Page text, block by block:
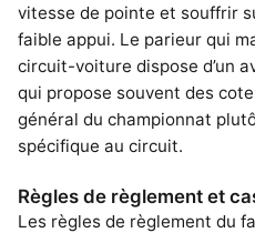
vitesse de pointe et souffrir
faible appui. Le parieur qui
circuit-voiture dispose d’un
qui propose souvent des
général du championnat
spécifique au circuit.
Règles de règlement et
Les règles de règlement du